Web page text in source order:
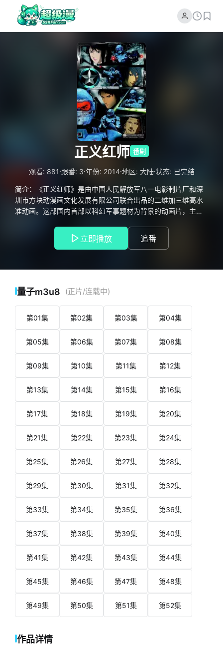
正义红师 番剧
观看: 881·跟番: 3·年份: 2014·地区: 大陆·状态: 已完结
简介：《正义红师》是由中国人民解放军八一电影制片厂和深
圳市方块动漫画文化发展有限公司联合出品的二维加三维高水
准动画。这部国内首部以科幻军事题材为背景的动画片，主要
排除万难、浴血奋战、保卫家园的热血励志故事。
立即播放 追番
量子m3u8 (正片/连载中)
第01集 第02集 第03集 第04集
第05集 第06集 第07集 第08集
第09集 第10集 第11集 第12集
第13集 第14集 第15集 第16集
第17集 第18集 第19集 第20集
第21集 第22集 第23集 第24集
第25集 第26集 第27集 第28集
第29集 第30集 第31集 第32集
第33集 第34集 第35集 第36集
第37集 第38集 第39集 第40集
第41集 第42集 第43集 第44集
第45集 第46集 第47集 第48集
第49集 第50集 第51集 第52集
作品详情